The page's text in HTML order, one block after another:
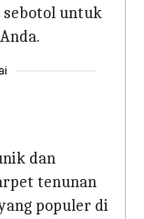
sebotol untuk
dan
tenunan
populer di